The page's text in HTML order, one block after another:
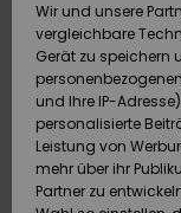
SURF
SNOW
DOPPELTER
RABATT
Wir und unsere
vergleichbare
Gerät zu speichern
und Ihre IP-
personalisierte
Leistung von
mehr über ihr
Partner zu